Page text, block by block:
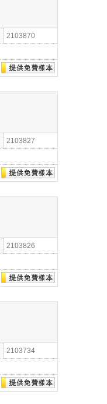
2103870
2103827
2103826
2103734